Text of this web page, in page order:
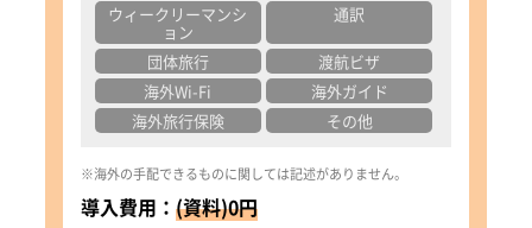
ウィークリーマンシ
ョン
通訳
団体旅行
渡航ビザ
海外Wi-Fi
海外ガイド
海外旅行保険
その他
※海外の手配できるものに関しては記述がありません。
導入費用： (資料)0円